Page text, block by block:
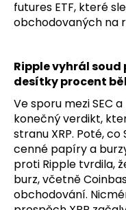
futures ETF, které
obchodovaných na
Ripple vyhrál soud
desítky procent
Ve sporu mezi SEC
konečný verdikt,
stranu XRP. Poté,
cenné papíry a
proti Ripple tvrdila,
burz, včetně
obchodování.
r
u
j
m
e